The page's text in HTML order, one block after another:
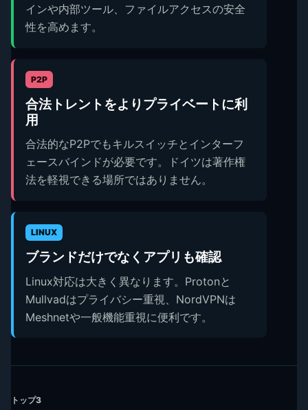
インや内部ツール、ファイルアクセスの安全
性を高めます。
P2P
合法トレントをよりプライベートに利
用
合法的なP2Pでもキルスイッチとインターフ
ェースバインドが必要です。ドイツは著作権
法を軽視できる場所ではありません。
LINUX
ブランドだけでなくアプリも確認
Linux対応は大きく異なります。Protonと
Mullvadはプライバシー重視、NordVPNは
Meshnetや一般機能重視に便利です。
トップ3